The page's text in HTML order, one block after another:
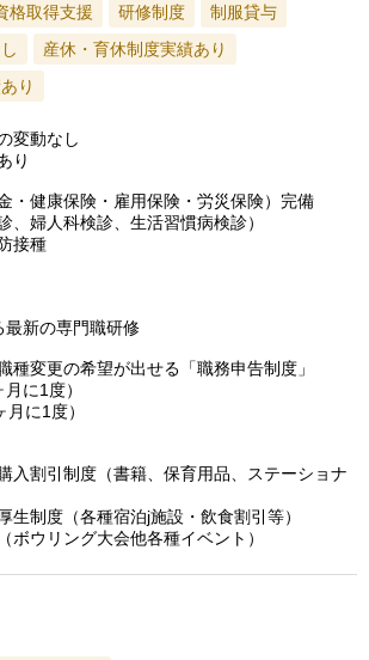
格取得支援 研修制度
制服貸与
産休・育休制度実績あり
り
変動なし
り
・健康保険・雇用保険・労災保険）完備
、婦人科検診、生活習慣病検診）
接種
最新の専門職研修
種変更の希望が出せる「職務申告制度」
に1度）
に1度）
入割引制度（書籍、保育用品、ステーショナ
生制度（各種宿泊j施設・飲食割引等）
ボウリング大会他各種イベント）